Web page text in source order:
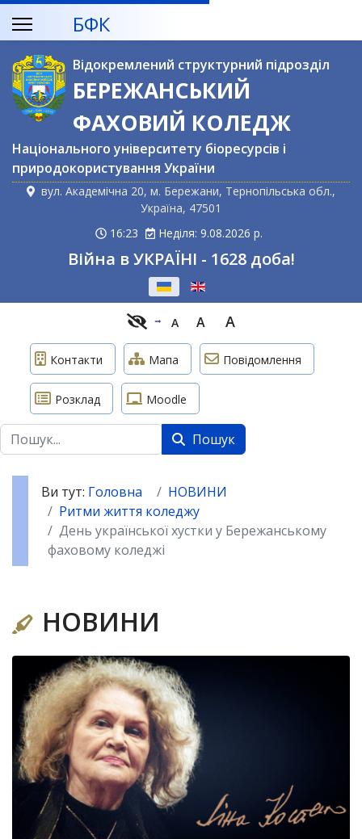
БФК
Відокремлений структурний підрозділ
БЕРЕЖАНСЬКИЙ
ФАХОВИЙ КОЛЕДЖ
Національного університету біоресурсів і
природокористування України
вул. Академічна 20, м. Бережани, Тернопільська обл.,
Україна, 47501
16:23
Неділя: 9.08.2026 р.
Війна в УКРАЇНІ - 1628 доба!
A A A
Контакти Мапа Повідомлення
Розклад Moodle
Пошук Пошук
Ви тут: Головна
НОВИНИ
Ритми життя коледжу
День української хустки у Бережанському
фаховому коледжі
НОВИНИ